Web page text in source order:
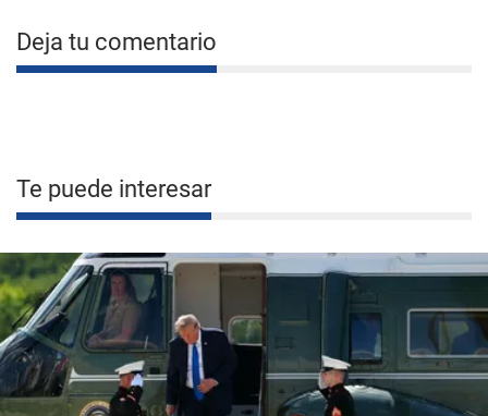
Deja tu comentario
Te puede interesar